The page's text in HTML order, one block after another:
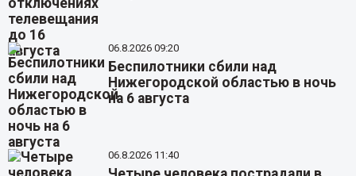
06.8.2026 09:20
Беспилотники сбили над
Нижегородской областью в ночь
на 6 августа
06.8.2026 11:40